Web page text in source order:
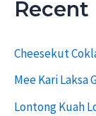
o
:
Recent
Cheesekut
Mee Kari Laksa
Lontong Kuah